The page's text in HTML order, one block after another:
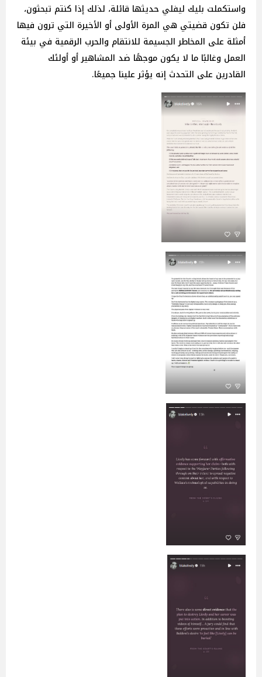
واستكملت بليك ليفلي حديثها قائلة، لذلك إذا كنتم تبحثون،
فلن تكون قضيتي هي المرة الأولى أو الأخيرة التي ترون فيها
أمثلة على المخاطر الجسيمة للانتقام والحرب الرقمية في بيئة
العمل وغالبًا ما لا يكون موجهًا ضد المشاهير أو أولئك
القادرين على التحدث إنه يؤثر علينا جميعًا.